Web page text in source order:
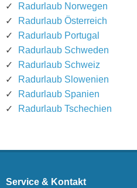
Radurlaub Norwegen
Radurlaub Österreich
Radurlaub Portugal
Radurlaub Schweden
Radurlaub Schweiz
Radurlaub Slowenien
Radurlaub Spanien
Radurlaub Tschechien
Service & Kontakt